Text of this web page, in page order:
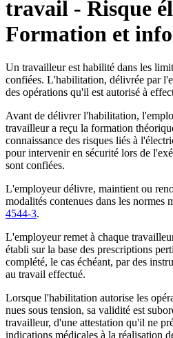
travail - Risque
Formation et
Un travailleur est habilité dans les
confiées. L'habilitation, délivrée par
des opérations qu'il est autorisé à
Avant de délivrer l'habilitation,
travailleur a reçu la formation
connaissance des risques liés à
pour intervenir en sécurité lors de
sont confiées.
L'employeur délivre, maintient ou
modalités contenues dans les normes
4544-3.
L'employeur remet à chaque
établi sur la base des prescriptions
complété, le cas échéant, par des
au travail effectué.
Lorsque l'habilitation autorise les
nues sous tension, sa validité est
travailleur, d'une attestation qu'il ne
indications médicales à la réalisation